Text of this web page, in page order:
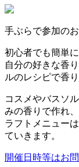
手ぶらで参加の
初心者でも簡単
自分の好きな香
ルのレシピで香
コスメやバスソ
みの香りで作れ
ラフトメニュー
ていきます。
開催日時等はお